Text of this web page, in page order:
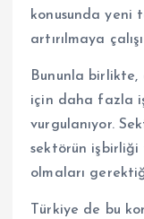
konusunda yeni
artırılmaya
Bununla birlikte,
için daha fazla
vurgulanıyor.
sektörün
olmaları
Türkiye de bu